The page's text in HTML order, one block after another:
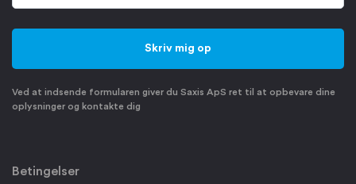
Ved at indsende formularen giver du Saxis ApS ret til at opbevare dine
oplysninger og kontakte dig
Betingelser